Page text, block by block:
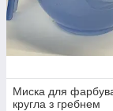
Миска для
кругла з гребнем